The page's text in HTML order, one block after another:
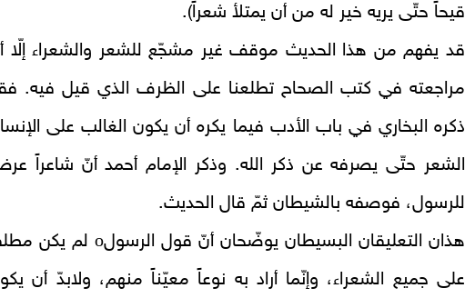
قيحاً حتّى يريه خير له من أن يمتلأ شعراً).
قد يفهم من هذا الحديث موقف غير مشجّع للشعر والشعراء إلّا
مراجعته في كتب الصحاح تطلعنا على الظرف الذي قيل فيه.
ذكره البخاري في باب الأدب فيما يكره أن يكون الغالب على
الشعر حتّى يصرفه عن ذكر الله. وذكر الإمام أحمد أنّ شاعراً
للرسول، فوصفه بالشيطان ثمّ قال الحديث.
هذان التعليقان البسيطان يوضّحان أنّ قول الرسولo لم يكن
على جميع الشعراء، وإنّما أراد به نوعاً معيّناً منهم، ولابدّ أن